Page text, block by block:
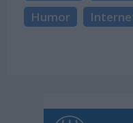
Humor